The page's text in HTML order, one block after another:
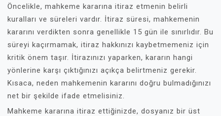
Öncelikle, mahkeme kararına itiraz etmenin belirli
kuralları ve süreleri vardır. İtiraz süresi, mahkemenin
kararını verdikten sonra genellikle 15 gün ile sınırlıdır. Bu
süreyi kaçırmamak, itiraz hakkınızı kaybetmemeniz için
kritik önem taşır. İtirazınızı yaparken, kararın hangi
yönlerine karşı çıktığınızı açıkça belirtmeniz gerekir.
Kısaca, neden mahkemenin kararını doğru bulmadığınızı
net bir şekilde ifade etmelisiniz.
Mahkeme kararına itiraz ettiğinizde, dosyanız bir üst